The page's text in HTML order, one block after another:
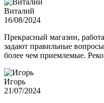
Виталий
16/08/2024
Прекрасный магазин,
задают правильные
более чем приемлемые.
Игорь
21/07/2024